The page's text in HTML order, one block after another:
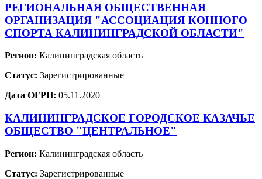
РЕГИОНАЛЬНАЯ ОБЩЕСТВЕННАЯ
ОРГАНИЗАЦИЯ "АССОЦИАЦИЯ КОННОГО
СПОРТА КАЛИНИНГРАДСКОЙ ОБЛАСТИ"
Регион: Калининградская область
Статус: Зарегистрированные
Дата ОГРН: 05.11.2020
КАЛИНИНГРАДСКОЕ ГОРОДСКОЕ КАЗАЧЬЕ
ОБЩЕСТВО "ЦЕНТРАЛЬНОЕ"
Регион: Калининградская область
Статус: Зарегистрированные